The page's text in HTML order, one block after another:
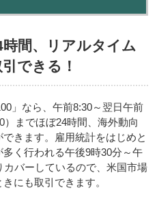
間、リアルタイム
できる！
」なら、午前8:30～翌日午前
までほぼ24時間、海外動向
きます。雇用統計をはじめと
く行われる午後9時30分～午
バーしているので、米国市場
にも取引できます。